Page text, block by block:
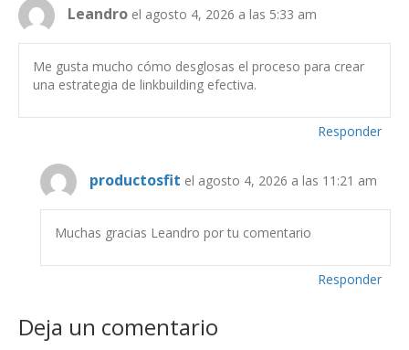
Leandro el agosto 4, 2026 a las 5:33 am
Me gusta mucho cómo desglosas el proceso para crear
una estrategia de linkbuilding efectiva.
Responder
productosfit el agosto 4, 2026 a las 11:21 am
Muchas gracias Leandro por tu comentario
Responder
Deja un comentario